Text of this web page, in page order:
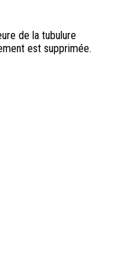
de la tubulure
est supprimée.